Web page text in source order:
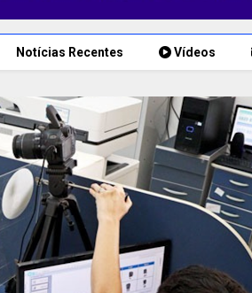
Notícias Recentes Vídeos